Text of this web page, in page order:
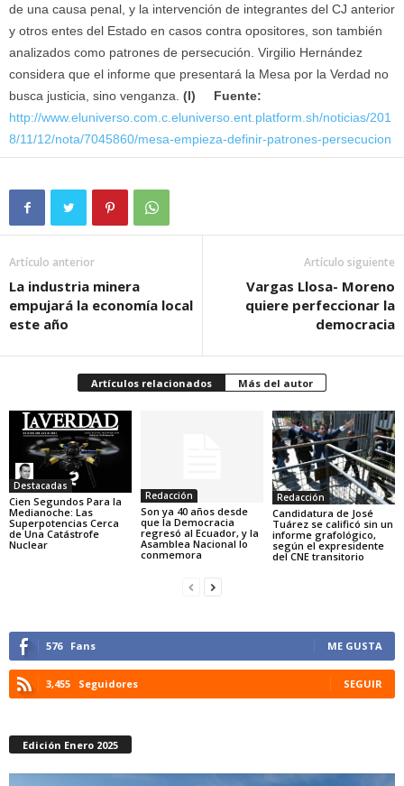
de una causa penal, y la intervención de integrantes del CJ anterior
y otros entes del Estado en casos contra opositores, son también
analizados como patrones de persecución. Virgilio Hernández
considera que el informe que presentará la Mesa por la Verdad no
busca justicia, sino venganza. (I)
Fuente:
http://www.eluniverso.com.c.eluniverso.ent.platform.sh/noticias/201
8/11/12/nota/7045860/mesa-empieza-definir-patrones-persecucion
Artículo anterior
La industria minera
empujará la economía local
este año
Artículo siguiente
Vargas Llosa- Moreno
quiere perfeccionar la
democracia
Artículos relacionados Más del autor
Destacadas
Cien Segundos Para la
Medianoche: Las
Superpotencias Cerca
de Una Catástrofe
Nuclear
Redacción
Son ya 40 años desde
que la Democracia
regresó al Ecuador, y la
Asamblea Nacional lo
conmemora
Redacción
Candidatura de José
Tuárez se calificó sin un
informe grafológico,
según el expresidente
del CNE transitorio
576 Fans ME GUSTA
3,455 Seguidores SEGUIR
Edición Enero 2025